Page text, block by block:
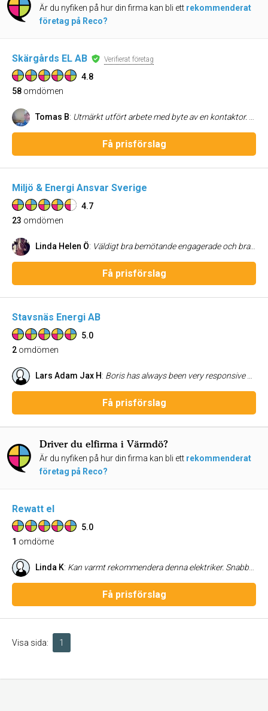
Är du nyfiken på hur din firma kan bli ett rekommenderat
företag på Reco?
Skärgårds EL AB Verifierat företag
4.8
58 omdömen
Tomas B: Utmärkt utfört arbete med byte av en kontaktor. Men väldigt svårt att få besked om tidplan, samt att fakturan var väl så saltad med tanke på att reparatören var på tillbakavägen från Sandhamn mot fastlandet.
Få prisförslag
Miljö & Energi Ansvar Sverige
4.7
23 omdömen
Linda Helen Ö: Väldigt bra bemötande engagerade och bra på att återkoppla. Jag upplever dem som jobbar på Measol som duktiga, snabba, seriösa och serviceminded.
Få prisförslag
Stavsnäs Energi AB
5.0
2 omdömen
Lars Adam Jax H: Boris has always been very responsive and always knows how to make the complex, simple. Great workmanship with friendly and helpful service. Highly Recommend!
Få prisförslag
Driver du elfirma i Värmdö?
Är du nyfiken på hur din firma kan bli ett rekommenderat
företag på Reco?
Rewatt el
5.0
1 omdöme
Linda K: Kan varmt rekommendera denna elektriker. Snabbt och bra till bra pris.
Få prisförslag
Visa sida: 1